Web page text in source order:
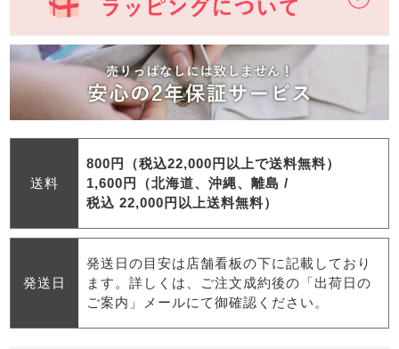
送料
800円（税込22,000円以上で送料無料）
1,600円（北海道、沖縄、離島 /
税込 22,000円以上送料無料）
発送日
発送日の目安は店舗看板の下に記載しており
ます。詳しくは、ご注文成約後の「出荷日の
ご案内」メールにて御確認ください。